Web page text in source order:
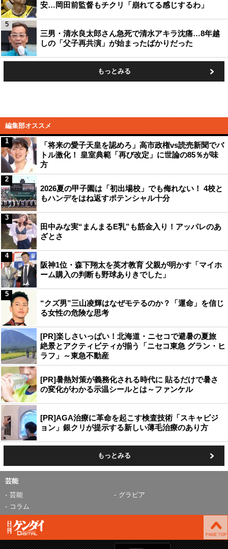
安…岡田前監督もチクリ「崩れてる感じするわ」
三男・清水良太郎さん急死で清水アキラ沈痛…8年越
しの「父子再共演」が始まったばかりだった
5
もっとみる
編集部オススメ
「将来の愛子天皇を認めろ」高市政権vs読売新聞でバ
トル激化！ 皇室典範「再び改定」に世論の85％が味
方
1
2026夏の甲子園は「初出場校」でも侮れない！ 4校と
もハンデをはね返すポテンシャル十分
2
田中みな実“まんまるE乳”も筋金入り！アッパレのあ
ざとさ
3
阪神1位・森下翔太を英才教育 父親が明かす「マイホ
ーム購入の判断も野球ありきでした」
4
“クズ男”三山凌輝はなぜモテるのか？「運命」を信じ
る女性の危険な思考
5
[PR]楽しさいっぱい！北海道・ニセコで避暑の夏旅
絶景とアクティビティが揃う「ニセコ東急 グラン・ヒ
ラフ」～東急不動産
[PR]暑熱対策が義務化される時代に 貼るだけで暑さ
の変化がわかる示温シールとは～ファンケル
[PR]AGA治療に革命を起こす検査技術「スキャビジ
ョン」銀クリが提示する新しい薄毛治療のあり方
もっとみる
芸能
芸能
グラビア
コラム